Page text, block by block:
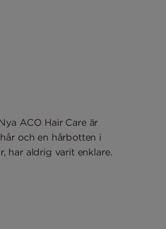
ACO Hair Care är
och en hårbotten i
har aldrig varit enklare.